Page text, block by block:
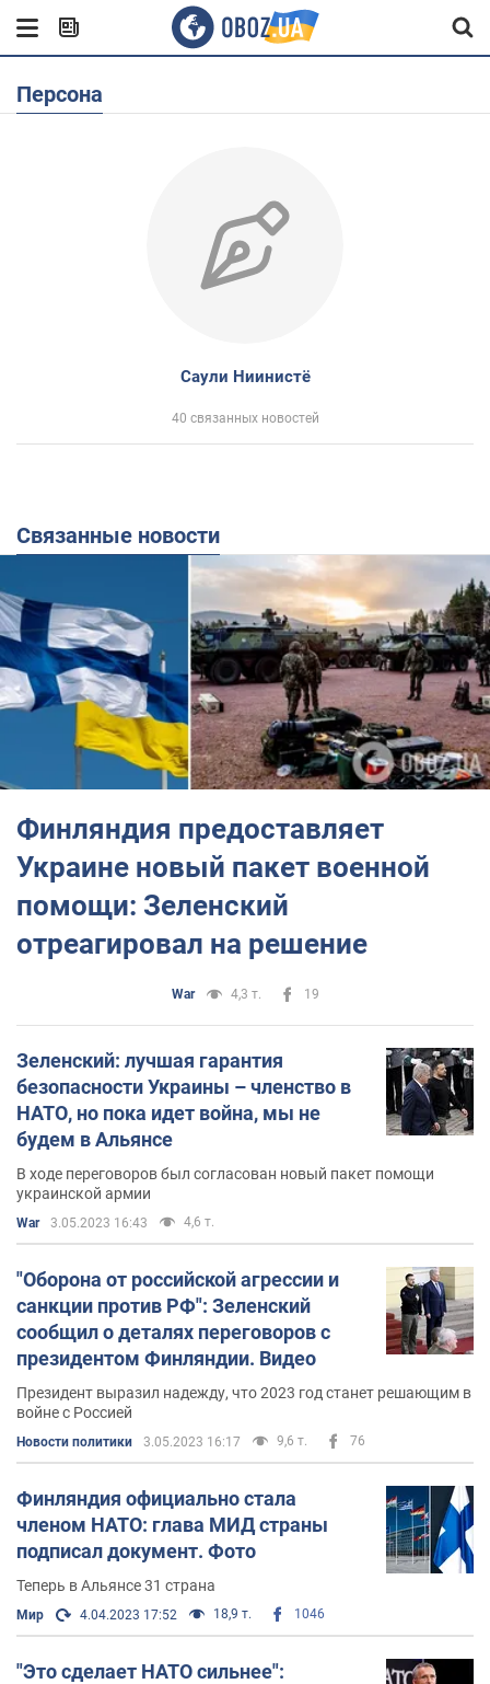
Персона
Саули Ниинистё
40 связанных новостей
Связанные новости
Финляндия предоставляет
Украине новый пакет военной
помощи: Зеленский
отреагировал на решение
War 4,3 т. 19
Зеленский: лучшая гарантия
безопасности Украины – членство в
НАТО, но пока идет война, мы не
будем в Альянсе
В ходе переговоров был согласован новый пакет помощи
украинской армии
War 3.05.2023 16:43 4,6 т.
"Оборона от российской агрессии и
санкции против РФ": Зеленский
сообщил о деталях переговоров с
президентом Финляндии. Видео
Президент выразил надежду, что 2023 год станет решающим в
войне с Россией
Новости политики 3.05.2023 16:17 9,6 т. 76
Финляндия официально стала
членом НАТО: глава МИД страны
подписал документ. Фото
Теперь в Альянсе 31 страна
Мир 4.04.2023 17:52 18,9 т. 1046
"Это сделает НАТО сильнее":